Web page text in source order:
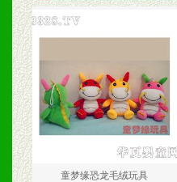
童梦缘恐龙毛绒玩具